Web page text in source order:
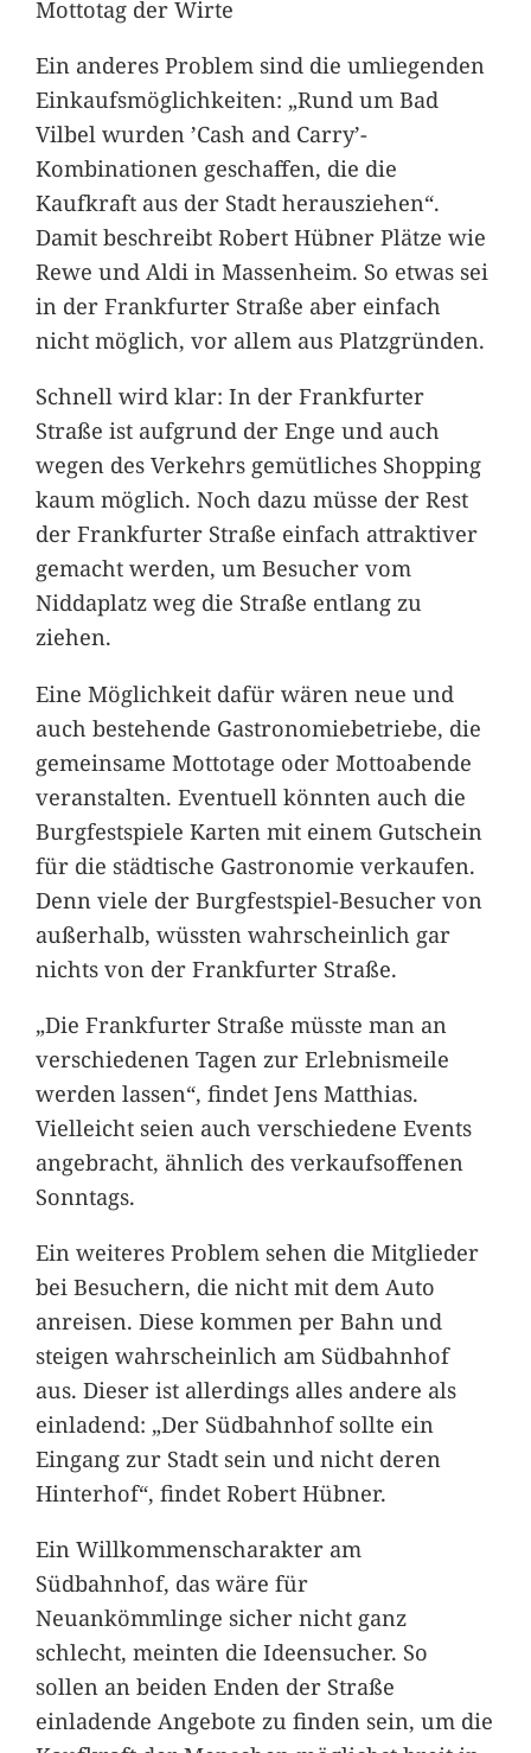
Mottotag der Wirte
Ein anderes Problem sind die umliegenden
Einkaufsmöglichkeiten: „Rund um Bad
Vilbel wurden ’Cash and Carry’-
Kombinationen geschaffen, die die
Kaufkraft aus der Stadt herausziehen“.
Damit beschreibt Robert Hübner Plätze wie
Rewe und Aldi in Massenheim. So etwas sei
in der Frankfurter Straße aber einfach
nicht möglich, vor allem aus Platzgründen.
Schnell wird klar: In der Frankfurter
Straße ist aufgrund der Enge und auch
wegen des Verkehrs gemütliches Shopping
kaum möglich. Noch dazu müsse der Rest
der Frankfurter Straße einfach attraktiver
gemacht werden, um Besucher vom
Niddaplatz weg die Straße entlang zu
ziehen.
Eine Möglichkeit dafür wären neue und
auch bestehende Gastronomiebetriebe, die
gemeinsame Mottotage oder Mottoabende
veranstalten. Eventuell könnten auch die
Burgfestspiele Karten mit einem Gutschein
für die städtische Gastronomie verkaufen.
Denn viele der Burgfestspiel-Besucher von
außerhalb, wüssten wahrscheinlich gar
nichts von der Frankfurter Straße.
„Die Frankfurter Straße müsste man an
verschiedenen Tagen zur Erlebnismeile
werden lassen“, findet Jens Matthias.
Vielleicht seien auch verschiedene Events
angebracht, ähnlich des verkaufsoffenen
Sonntags.
Ein weiteres Problem sehen die Mitglieder
bei Besuchern, die nicht mit dem Auto
anreisen. Diese kommen per Bahn und
steigen wahrscheinlich am Südbahnhof
aus. Dieser ist allerdings alles andere als
einladend: „Der Südbahnhof sollte ein
Eingang zur Stadt sein und nicht deren
Hinterhof“, findet Robert Hübner.
Ein Willkommenscharakter am
Südbahnhof, das wäre für
Neuankömmlinge sicher nicht ganz
schlecht, meinten die Ideensucher. So
sollen an beiden Enden der Straße
einladende Angebote zu finden sein, um die